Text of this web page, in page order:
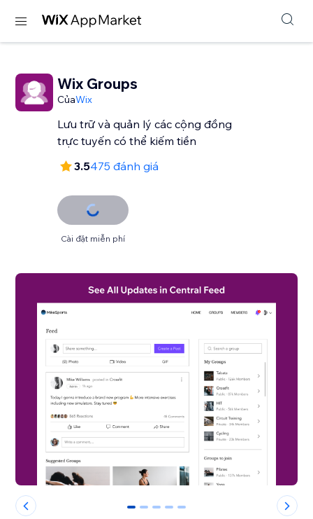
Wix Groups
CủaWix
Lưu trữ và quản lý các cộng đồng
trực tuyến có thể kiếm tiền
3.5475 đánh giá
Cài đặt miễn phí
0 1 2 3 4